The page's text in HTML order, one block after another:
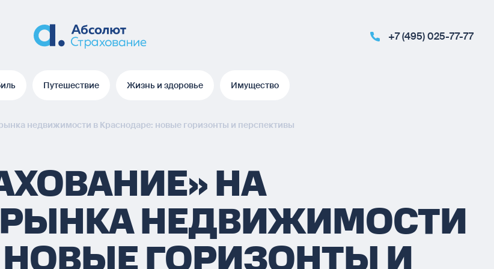
+7 (495) 025-77-77
Путешествие Жизнь и здоровье Имущество
недвижимости в Краснодаре: новые горизонты и перспективы
НА
НЕДВИЖИМОСТИ
НОВЫЕ ГОРИЗОНТЫ И